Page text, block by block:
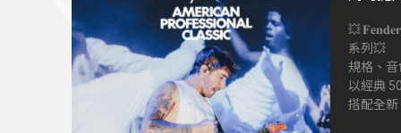
💥𝐅𝐞𝐧𝐝𝐞𝐫
系列💥
規格、音
以經典
搭配全